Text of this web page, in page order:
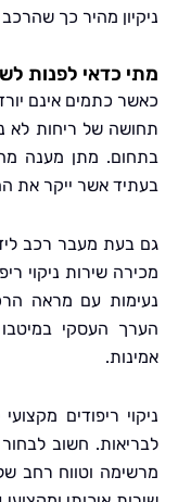
מהיר כך שהרכב תמיד
לפנות לשירות
כתמים אינם יורדים
של ריחות לא נעימים
מתן מענה מהיר
אשר ייקר את ההוצאה
מעבר רכב לידיים
שירות ניקוי ריפודים
עם מראה הרכב. זהו
העסקי במיטבו ומעיד
ריפודים מקצועי לרכב
חשוב לבחור
וטווח רחב של